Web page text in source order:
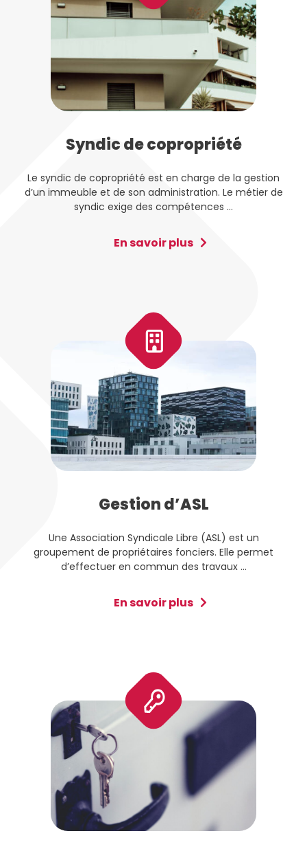
Syndic de copropriété
Le syndic de copropriété est en charge de la gestion
d’un immeuble et de son administration. Le métier de
syndic exige des compétences ...
En savoir plus
Gestion d’ASL
Une Association Syndicale Libre (ASL) est un
groupement de propriétaires fonciers. Elle permet
d’effectuer en commun des travaux ...
En savoir plus